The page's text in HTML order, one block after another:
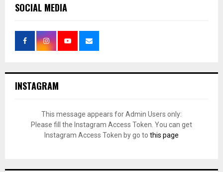
SOCIAL MEDIA
INSTAGRAM
This message appears for Admin Users only:
Please fill the Instagram Access Token. You can get
Instagram Access Token by go to this page